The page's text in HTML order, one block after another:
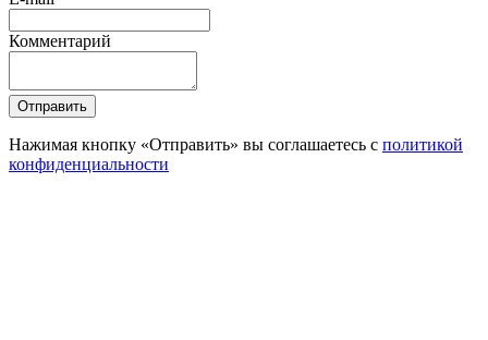
Комментарий
Отправить
Нажимая кнопку «Отправить» вы соглашаетесь с политикой
конфиденциальности